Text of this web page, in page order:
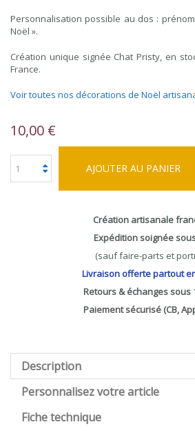
Personnalisation possible au dos :
Noël ».
Création unique signée Chat Pristy, en
France.
Voir toutes nos décorations de Noël
10,00 €
AJOUTER AU PANIER
Création artisanale
Expédition soignée
(sauf faire-parts et
Livraison offerte partout
Retours & échanges sous
Paiement sécurisé (CB,
Description
Personnalisez votre article
Fiche technique